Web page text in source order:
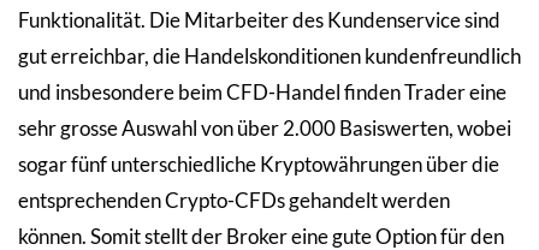
Funktionalität. Die Mitarbeiter des Kundenservice sind
gut erreichbar, die Handelskonditionen kundenfreundlich
und insbesondere beim CFD-Handel finden Trader eine
sehr grosse Auswahl von über 2.000 Basiswerten, wobei
sogar fünf unterschiedliche Kryptowährungen über die
entsprechenden Crypto-CFDs gehandelt werden
können. Somit stellt der Broker eine gute Option für den